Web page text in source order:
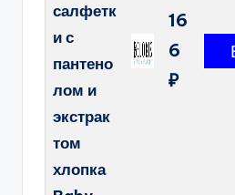
салфетк
и с
пантено
лом и
экстрак
том
хлопка
16
6
₽